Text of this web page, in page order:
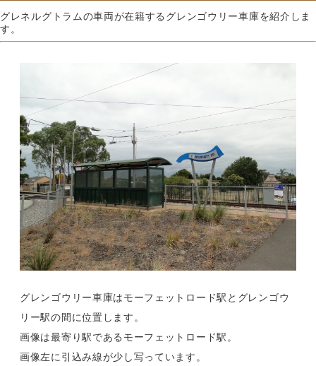
グレネルグトラムの車両が在籍するグレンゴウリー車庫を紹介しま
す。
グレンゴウリー車庫はモーフェットロード駅とグレンゴウ
リー駅の間に位置します。
画像は最寄り駅であるモーフェットロード駅。
画像左に引込み線が少し写っています。